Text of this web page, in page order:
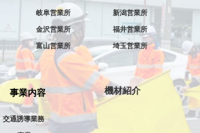
岐阜営業所 新潟営業所
金沢営業所 福井営業所
富山営業所 埼玉営業所
事業内容
交通誘導業務
機材紹介